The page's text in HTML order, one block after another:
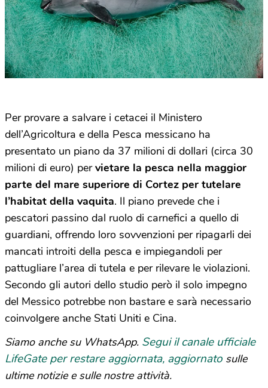
Per provare a salvare i cetacei il Ministero
dell’Agricoltura e della Pesca messicano ha
presentato un piano da 37 milioni di dollari (circa 30
milioni di euro) pervietare la pesca nella maggior
parte del mare superiore di Cortez per tutelare
l’habitat della vaquita. Il piano prevede che i
pescatori passino dal ruolo di carnefici a quello di
guardiani, offrendo loro sovvenzioni per ripagarli dei
mancati introiti della pesca e impiegandoli per
pattugliare l’area di tutela e per rilevare le violazioni.
Secondo gli autori dello studio però il solo impegno
del Messico potrebbe non bastare e sarà necessario
coinvolgere anche Stati Uniti e Cina.
Siamo anche su WhatsApp. Segui il canale ufficiale
LifeGate per restare aggiornata, aggiornato sulle
ultime notizie e sulle nostre attività.